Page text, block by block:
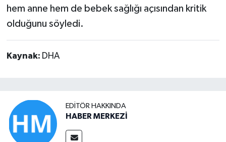
hem anne hem de bebek sağlığı açısından kritik
olduğunu söyledi.
Kaynak: DHA
EDITÖR HAKKINDA
HABER MERKEZİ